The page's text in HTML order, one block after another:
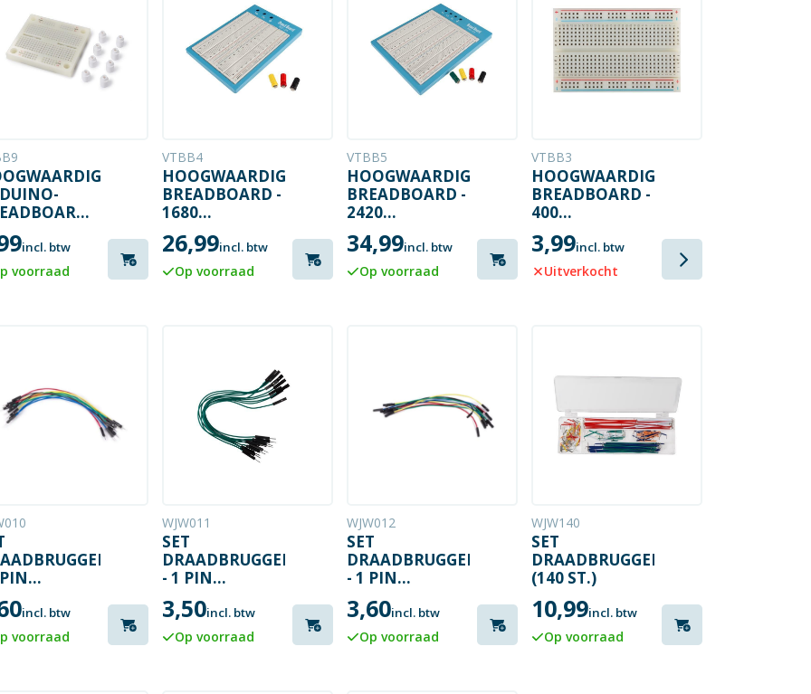
-
incl. btw
voorraad
VTBB4
HOOGWAARDIG
BREADBOARD -
1680
INSTEEKPUNTEN
26,99incl. btw
Op voorraad
VTBB5
HOOGWAARDIG
BREADBOARD -
2420
INSTEEKPUNTEN
34,99incl. btw
Op voorraad
VTBB3
HOOGWAARDIG
BREADBOARD -
400
INSTEEKPUNTEN
3,99incl. btw
Uitverkocht
-
(15 CM) - 10
incl. btw
voorraad
WJW011
SET
DRAADBRUGGEN
- 1 PIN
MANNELIJK
NAAR
VROUWELIJK -
5.9" (15 CM) - 10
3,50incl. btw
Op voorraad
WJW012
SET
DRAADBRUGGEN
- 1 PIN
VROUWELIJK
NAAR
VROUWELIJK -
5.9" (15 CM) - 10
3,60incl. btw
Op voorraad
WJW140
SET
DRAADBRUGGEN
(140 ST.)
10,99incl. btw
Op voorraad